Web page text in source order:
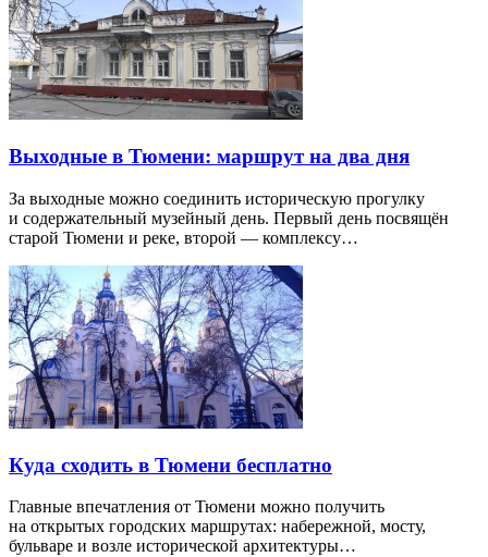
Выходные в Тюмени: маршрут на два дня
За выходные можно соединить историческую прогулку
и содержательный музейный день. Первый день посвящён
старой Тюмени и реке, второй — комплексу…
Куда сходить в Тюмени бесплатно
Главные впечатления от Тюмени можно получить
на открытых городских маршрутах: набережной, мосту,
бульваре и возле исторической архитектуры…